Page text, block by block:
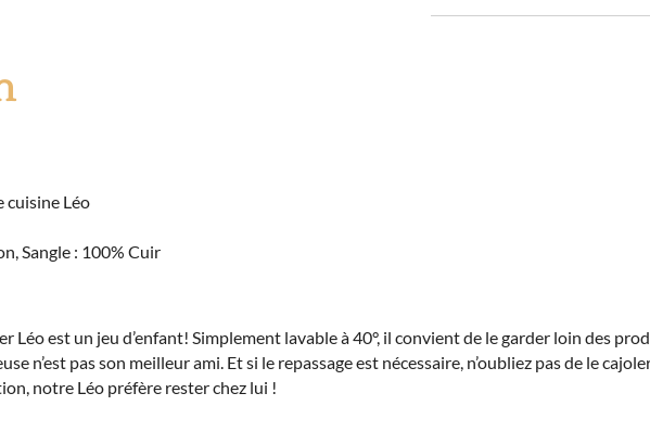
cuisine Léo
Sangle : 100% Cuir
Léo est un jeu d’enfant! Simplement lavable à 40°, il convient de le garder loin des
n’est pas son meilleur ami. Et si le repassage est nécessaire, n’oubliez pas de le
notre Léo préfère rester chez lui !